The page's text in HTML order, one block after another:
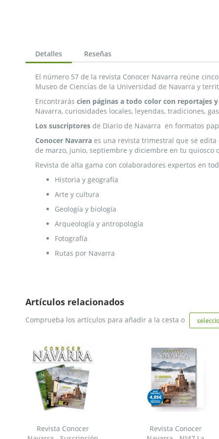
Detalles
El número 57 de la revista Conocer Navarra reúne
Museo de Ciencias de la Universidad de Navarra y
Encontrarás cien páginas a todo color con reportajes
Navarra, curiosidades locales, leyendas, tradiciones,
Los suscriptores de Diario de Navarra en formatos
Conocer Navarra es una revista trimestral que se
de marzo, junio, septiembre y diciembre en tu
Revista de alta gama con colaboradores expertos en
Historia y geografía
Arte y cultura
Geología y biología
Arqueología y antropología
Fotografía
Rutas por Navarra
Reseñas
Artículos relacionados
Comprueba los artículos para añadir a la cesta o
Revista Conocer
Revista Conocer